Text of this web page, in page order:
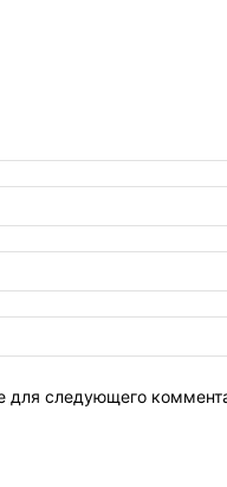
для следующего